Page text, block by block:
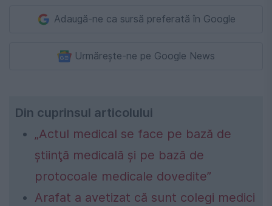
Adaugă-ne ca sursă preferată în Google
Urmărește-ne pe Google News
Din cuprinsul articolului
„Actul medical se face pe bază de
ştiinţă medicală şi pe bază de
protocoale medicale dovedite”
Arafat a avetizat că sunt colegi medici